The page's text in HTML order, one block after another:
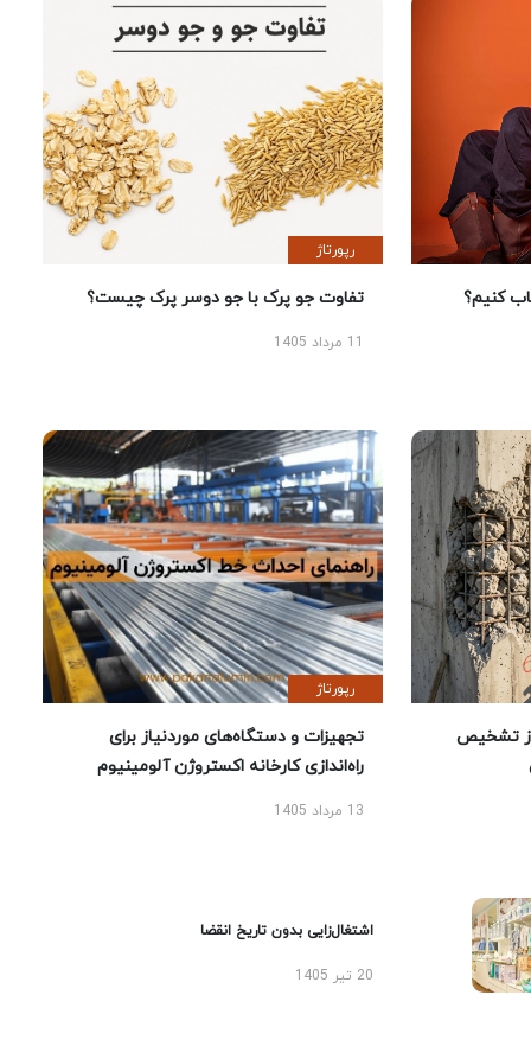
کنیم؟
رپورتاژ
تفاوت جو پرک با جو دوسر پرک چیست؟
تشخیص
رپورتاژ
تجهیزات و دستگاه‌های موردنیاز برای
راه‌اندازی کارخانه اکستروژن آلومینیوم
13 مرداد 1405
اشتغال‌زایی بدون تاریخ انقضا
20 تیر 1405